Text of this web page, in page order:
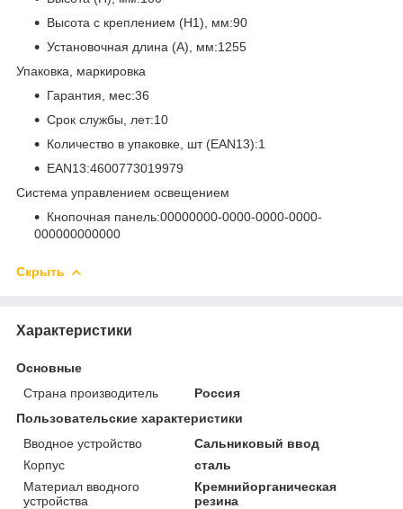
Высота с креплением (H1), мм:90
Установочная длина (A), мм:1255
Упаковка, маркировка
Гарантия, мес:36
Срок службы, лет:10
Количество в упаковке, шт (EAN13):1
EAN13:4600773019979
Система управлением освещением
Кнопочная панель:00000000-0000-0000-0000-
000000000000
Скрыть
Характеристики
Основные
Страна производитель
Россия
Пользовательские характеристики
Вводное устройство
Сальниковый ввод
Корпус
сталь
Материал вводного
устройства
Кремнийорганическая
резина